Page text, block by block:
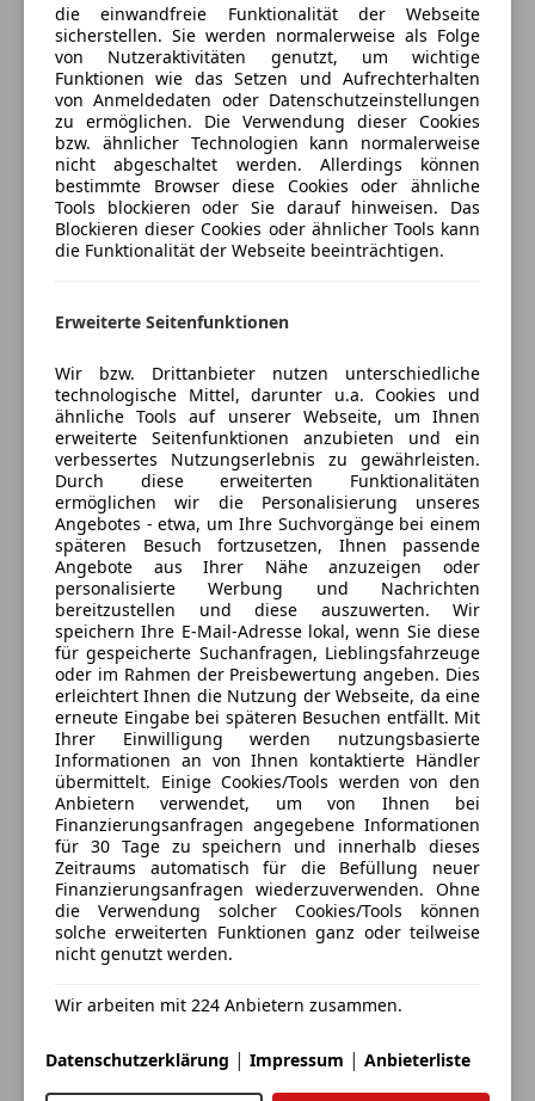
USB
Sicherheit
ABS
Abstandstempomat
Abstandswarner
Alarmanlage
Beifahrerairbag
ESP
Fahrerairbag
Kopfairbag
Nachtsicht-Assistent
Notrufsystem
Reifendruckkontrollsystem
Seitenairbag
Servolenkung
Spurhalteassistent
Totwinkel-Assistent
Traktionskontrolle
Verkehrszeichenerkennung
Wegfahrsperre
Zentralverriegelung
Extras
Alufelgen (19")
Ambientebeleuchtung
Innenspiegel automatisch abblendend
Reserverad
Schaltwippen
Spoiler
Sportfahrwerk
Sportpaket
Highlights zum Fahrzeug:
-Start/Stop
-Memory-Paket
-Totwinkel Assistent
-AMG Driver's Package
-Lenkrad (Sport AMG)
-Tagfahrlicht LED-Harman-Kardon
-Nachtsicht-Assistent
-Innenausstattung: Edelholz Esche, schwarz
-Sitze vorn: Klimatisierung
-Sport-Fahrwerk mit Verstelldämpfung (AMG
Performance)
vieles vieles mehr ..
Diese sportliche Limousine vereint kompromisslose
Performance mit höchstem Komfort und luxuriöser
Ausstattung.
Kontaktieren Sie uns für weitere Details oder eine
Probefahrt!
Was uns ausmacht:
Kompetente Beratung und schnelle Abwicklung
Flexible Finanzierungsoptionen
Irrtümer, Änderungen und Zwischenverkauf
vorbehalten. Zubehörangaben ohne Gewähr!
Kontaktieren Sie uns noch heute und finden Sie Ihr
Wunschfahrzeug!
Versicherung
Kfz-Versicherung
Versicherungsschutz an Ihre Bedürfnisse
anpassen
Freischaden-Gutschein ab Stufe 0
Auto einfach online versichern & Rabatt holen
Verkäufer Händler
CMC Automobile
Sternebewertung 5 von 5
5 Sterne
(100% Weiterempfehlungen)
Anbieter auf AutoScout24 seit 2022
Albin-Brunec-Straße 2-4,
2442 Unterwaltersdorf, AT
Kontakt
Enes Camci
Alle Fahrzeuge des Anbieters
Anbieter kontaktieren
Deine Nachricht
die einwandfreie Funktionalität der Webseite
sicherstellen. Sie werden normalerweise als Folge
von Nutzeraktivitäten genutzt, um wichtige
Funktionen wie das Setzen und Aufrechterhalten
von Anmeldedaten oder Datenschutzeinstellungen
zu ermöglichen. Die Verwendung dieser Cookies
bzw. ähnlicher Technologien kann normalerweise
nicht abgeschaltet werden. Allerdings können
bestimmte Browser diese Cookies oder ähnliche
Tools blockieren oder Sie darauf hinweisen. Das
Blockieren dieser Cookies oder ähnlicher Tools kann
die Funktionalität der Webseite beeinträchtigen.
Erweiterte Seitenfunktionen
Wir bzw. Drittanbieter nutzen unterschiedliche
technologische Mittel, darunter u.a. Cookies und
ähnliche Tools auf unserer Webseite, um Ihnen
erweiterte Seitenfunktionen anzubieten und ein
verbessertes Nutzungserlebnis zu gewährleisten.
Durch diese erweiterten Funktionalitäten
ermöglichen wir die Personalisierung unseres
Angebotes - etwa, um Ihre Suchvorgänge bei einem
späteren Besuch fortzusetzen, Ihnen passende
Angebote aus Ihrer Nähe anzuzeigen oder
personalisierte Werbung und Nachrichten
bereitzustellen und diese auszuwerten. Wir
speichern Ihre E-Mail-Adresse lokal, wenn Sie diese
für gespeicherte Suchanfragen, Lieblingsfahrzeuge
oder im Rahmen der Preisbewertung angeben. Dies
erleichtert Ihnen die Nutzung der Webseite, da eine
erneute Eingabe bei späteren Besuchen entfällt. Mit
Ihrer Einwilligung werden nutzungsbasierte
Informationen an von Ihnen kontaktierte Händler
übermittelt. Einige Cookies/Tools werden von den
Anbietern verwendet, um von Ihnen bei
Finanzierungsanfragen angegebene Informationen
für 30 Tage zu speichern und innerhalb dieses
Zeitraums automatisch für die Befüllung neuer
Finanzierungsanfragen wiederzuverwenden. Ohne
die Verwendung solcher Cookies/Tools können
solche erweiterten Funktionen ganz oder teilweise
nicht genutzt werden.
Wir arbeiten mit 224 Anbietern zusammen.
Datenschutzerklärung | Impressum | Anbieterliste